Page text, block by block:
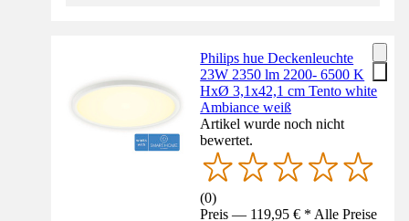
Philips hue Deckenleuchte
23W 2350 lm 2200- 6500 K
HxØ 3,1x42,1 cm Tento white
Ambiance weiß
Artikel wurde noch nicht
bewertet.
(0)
Preis — 119,95 € * Alle Preise